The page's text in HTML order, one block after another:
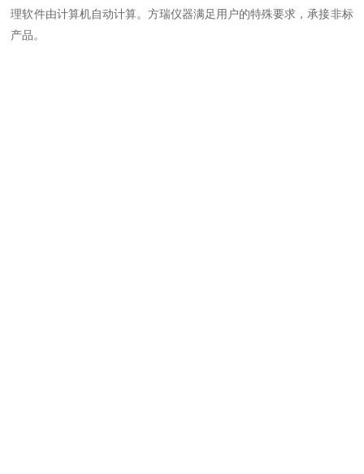
理软件由计算机自动计算。方瑞仪器满足用户的特殊要求，承接非标
产品。